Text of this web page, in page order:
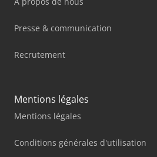
Presse & communication
Recrutement
Mentions légales
Mentions légales
Conditions générales d'utilisation